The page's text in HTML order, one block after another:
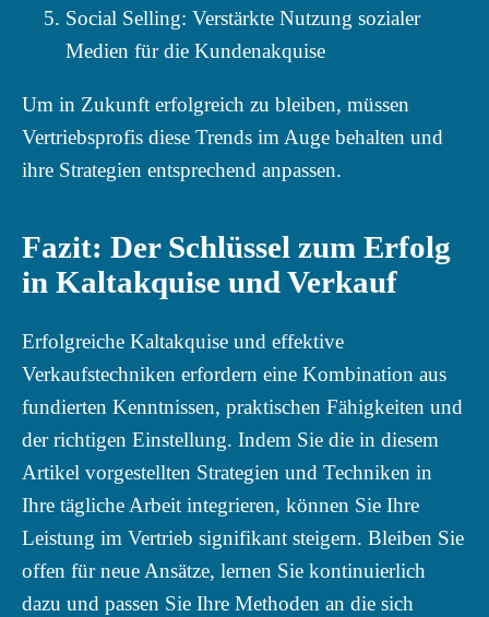
Social Selling: Verstärkte Nutzung sozialer
Medien für die Kundenakquise
Um in Zukunft erfolgreich zu bleiben, müssen
Vertriebsprofis diese Trends im Auge behalten und
ihre Strategien entsprechend anpassen.
Fazit: Der Schlüssel zum Erfolg
in Kaltakquise und Verkauf
Erfolgreiche Kaltakquise und effektive
Verkaufstechniken erfordern eine Kombination aus
fundierten Kenntnissen, praktischen Fähigkeiten und
der richtigen Einstellung. Indem Sie die in diesem
Artikel vorgestellten Strategien und Techniken in
Ihre tägliche Arbeit integrieren, können Sie Ihre
Leistung im Vertrieb signifikant steigern. Bleiben Sie
offen für neue Ansätze, lernen Sie kontinuierlich
dazu und passen Sie Ihre Methoden an die sich